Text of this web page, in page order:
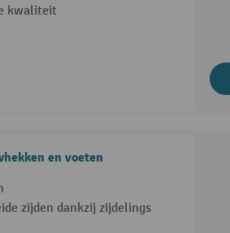
kwaliteit
en voeten
zijden dankzij zijdelings